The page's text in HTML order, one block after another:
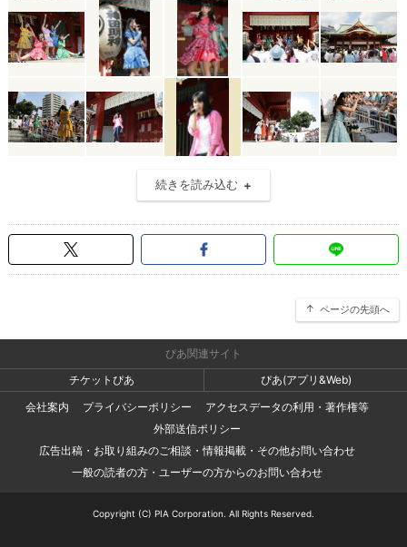
続きを読み込む
ページの先頭へ
ぴあ関連サイト
チケットぴあ
ぴあ(アプリ&Web)
会社案内
プライバシーポリシー
アクセスデータの利用・著作権等
外部送信ポリシー
広告出稿・お取り組みのご相談・情報掲載・その他お問い合わせ
一般の読者の方・ユーザーの方からのお問い合わせ
Copyright (C) PIA Corporation. All Rights Reserved.